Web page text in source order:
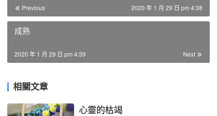
Previous 2020 年 1 月 29 日 pm 4:38
成熟
Next
2020 年 1 月 29 日 pm 4:39
相關文章
心靈的枯竭